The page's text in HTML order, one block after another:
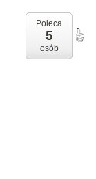
Poleca
5
osób